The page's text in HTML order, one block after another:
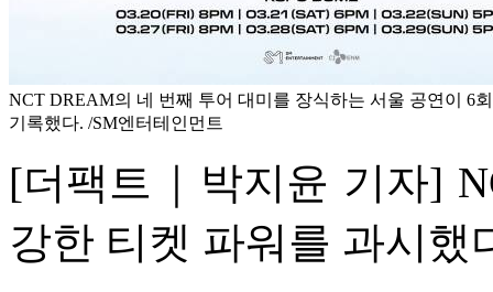
NCT DREAM의 네 번째 투어 대미를 장식하는 서울 공연이 6
기록했다. /SM엔터테인먼트
[더팩트｜박지윤 기자]
강한 티켓 파워를 과시했